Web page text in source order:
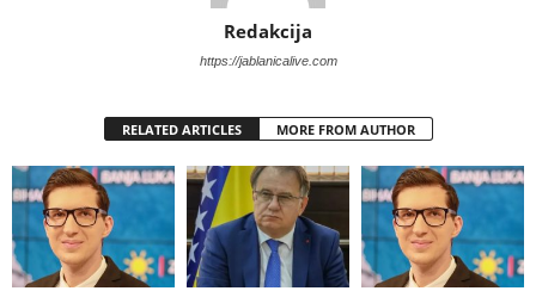
Redakcija
https://jablanicalive.com
RELATED ARTICLES MORE FROM AUTHOR